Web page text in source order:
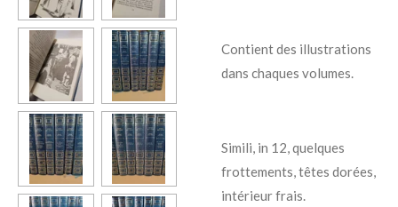
Contient des illustrations
dans chaques volumes.
Simili, in 12, quelques
frottements, têtes dorées,
intérieur frais.